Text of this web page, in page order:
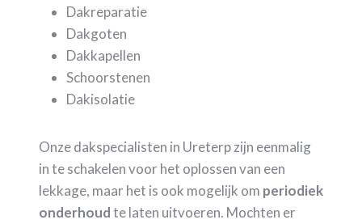
Dakreparatie
Dakgoten
Dakkapellen
Schoorstenen
Dakisolatie
Onze dakspecialisten in Ureterp zijn eenmalig
in te schakelen voor het oplossen van een
lekkage, maar het is ook mogelijk om periodiek
onderhoudte laten uitvoeren. Mochten er